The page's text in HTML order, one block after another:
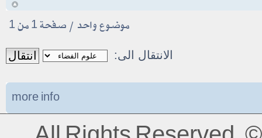
موضوع واحد • صفحة1من1
الانتقال الى:
more info